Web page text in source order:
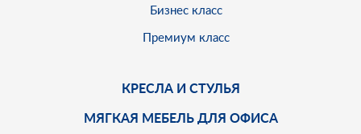
Бизнес класс
Премиум класс
КРЕСЛА И СТУЛЬЯ
МЯГКАЯ МЕБЕЛЬ ДЛЯ ОФИСА